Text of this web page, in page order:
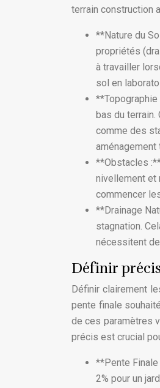
terrain construction
**Nature du
propriétés
à travailler
sol en
bas du terrain.
comme des
aménagement
**Obstacles
nivellement et
commencer
**Drainage
stagnation.
nécessitent
Définir
Définir clairement
pente finale
de ces paramètres
précis est crucial
**Pente
2% pour un